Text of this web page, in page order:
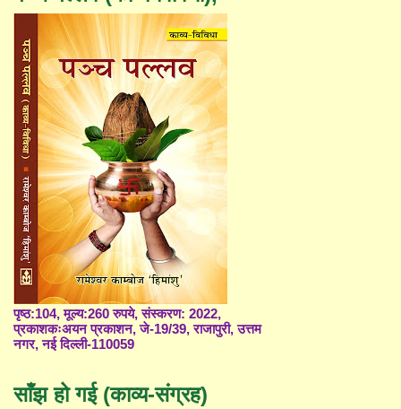
पृष्ठ:104, मूल्य:260 रुपये, संस्करण: 2022,
प्रकाशकःअयन प्रकाशन, जे-19/39, राजापुरी, उत्तम
नगर, नई दिल्ली-110059
साँझ हो गई (काव्य-संग्रह)